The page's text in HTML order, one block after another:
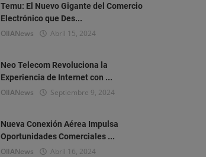
Temu: El Nuevo Gigante del Comercio
Electrónico que Des...
OlIANews Abril 15, 2024
Neo Telecom Revoluciona la
Experiencia de Internet con ...
OlIANews Septiembre 9, 2024
Nueva Conexión Aérea Impulsa
Oportunidades Comerciales ...
OlIANews Abril 16, 2024